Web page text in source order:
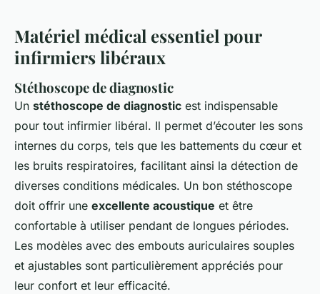
Matériel médical essentiel pour
infirmiers libéraux
Stéthoscope de diagnostic
Un stéthoscope de diagnostic est indispensable
pour tout infirmier libéral. Il permet d’écouter les sons
internes du corps, tels que les battements du cœur et
les bruits respiratoires, facilitant ainsi la détection de
diverses conditions médicales. Un bon stéthoscope
doit offrir une excellente acoustique et être
confortable à utiliser pendant de longues périodes.
Les modèles avec des embouts auriculaires souples
et ajustables sont particulièrement appréciés pour
leur confort et leur efficacité.